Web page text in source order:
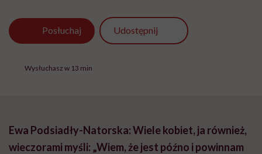
Posłuchaj Udostępnij
Wysłuchasz w 13 min
Ewa Podsiadły-Natorska: Wiele kobiet, ja również,
wieczorami myśli: „Wiem, że jest późno i powinnam